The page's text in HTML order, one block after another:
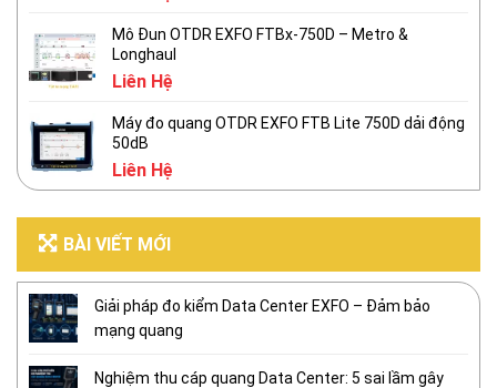
Mô Đun OTDR EXFO FTBx-750D – Metro &
Longhaul
Liên Hệ
Máy đo quang OTDR EXFO FTB Lite 750D dải động
50dB
Liên Hệ
BÀI VIẾT MỚI
Giải pháp đo kiểm Data Center EXFO – Đảm bảo
mạng quang
Nghiệm thu cáp quang Data Center: 5 sai lầm gây